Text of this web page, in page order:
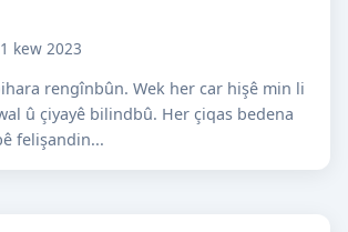
kew 2023
rengînbûn. Wek her car hişê min li
û çiyayê bilindbû. Her çiqas bedena
felişandin...